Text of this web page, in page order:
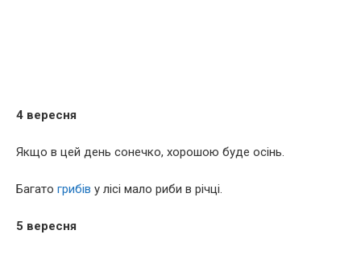
4 вересня
Якщо в цей день сонечко, хорошою буде осінь.
Багато грибів у лісі мало риби в річці.
5 вересня